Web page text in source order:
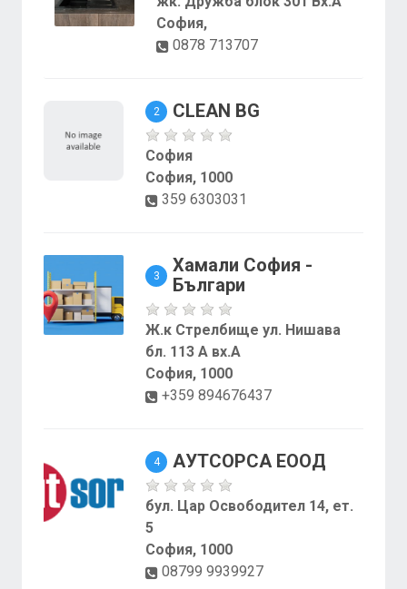
София,
0878 713707
2 CLEAN BG
София
София, 1000
359 6303031
3
Хамали София -
Българи
Ж.к Стрелбище ул. Нишава
бл. 113 А вх.А
София, 1000
+359 894676437
4 АУТСОРСА ЕООД
бул. Цар Освободител 14, ет.
5
София, 1000
08799 9939927